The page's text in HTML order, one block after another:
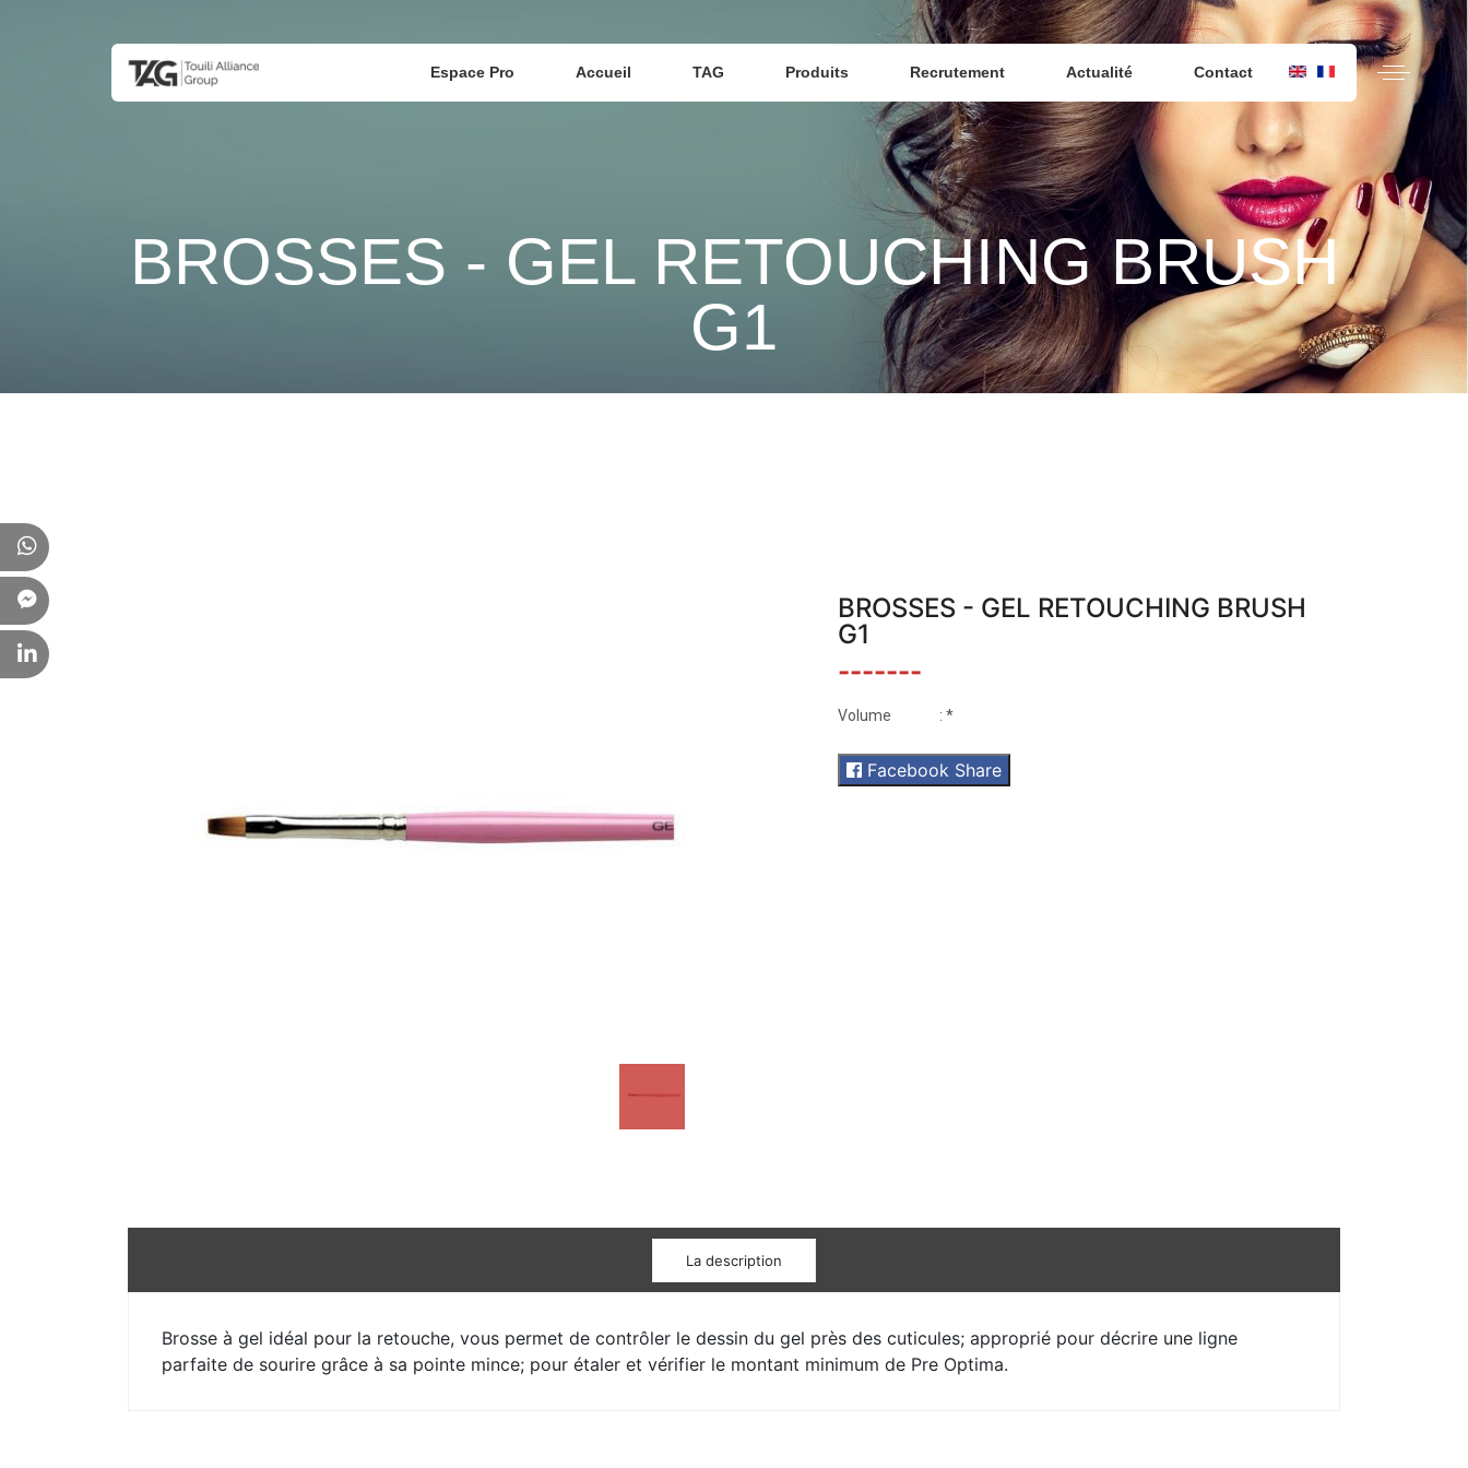
Espace Pro Accueil TAG Produits Recrutement Actualité Contact
BROSSES - GEL RETOUCHING BRUSH
G1
BROSSES - GEL RETOUCHING BRUSH
G1
-------
Volume : *
Facebook Share
La description
Brosse à gel idéal pour la retouche, vous permet de contrôler le dessin du gel près des cuticules; approprié pour décrire une ligne
parfaite de sourire grâce à sa pointe mince; pour étaler et vérifier le montant minimum de Pre Optima.